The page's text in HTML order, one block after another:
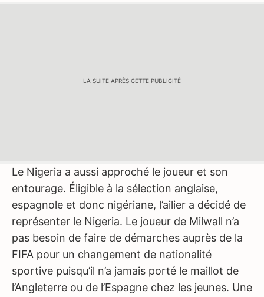
LA SUITE APRÈS CETTE PUBLICITÉ
Le Nigeria a aussi approché le joueur et son
entourage. Éligible à la sélection anglaise,
espagnole et donc nigériane, l’ailier a décidé de
représenter le Nigeria. Le joueur de Milwall n’a
pas besoin de faire de démarches auprès de la
FIFA pour un changement de nationalité
sportive puisqu’il n’a jamais porté le maillot de
l’Angleterre ou de l’Espagne chez les jeunes. Une